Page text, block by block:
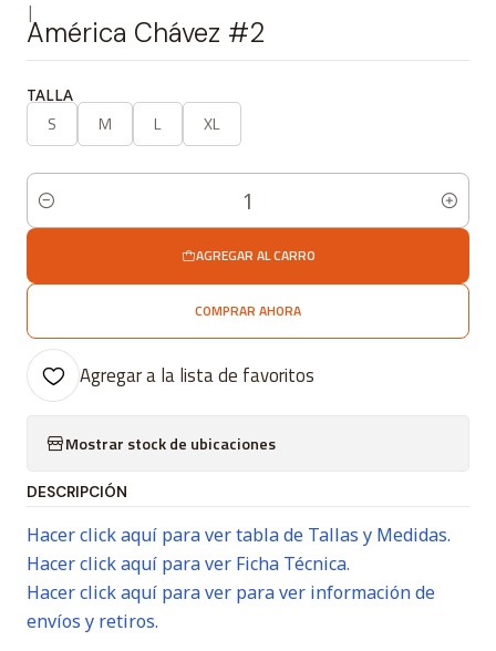
|
América Chávez #2
TALLA
S M L XL
Cantidad
AGREGAR AL CARRO
COMPRAR AHORA
Agregar a la lista de favoritos
Mostrar stock de ubicaciones
DESCRIPCIÓN
Hacer click aquí para ver tabla de Tallas y Medidas.
Hacer click aquí para ver Ficha Técnica.
Hacer click aquí para ver para ver información de
envíos y retiros.